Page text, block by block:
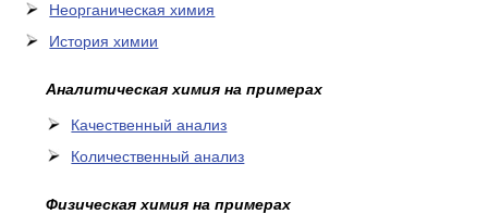
Неорганическая химия
История химии
Аналитическая химия на примерах
Качественный анализ
Количественный анализ
Физическая химия на примерах